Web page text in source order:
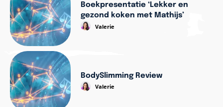
Boekpresentatie ‘Lekker en
gezond koken met Mathijs’
Valerie
BodySlimming Review
Valerie